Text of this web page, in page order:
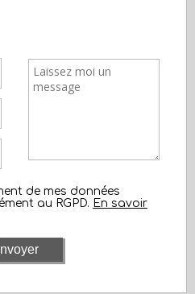
de mes données
au RGPD. En savoir